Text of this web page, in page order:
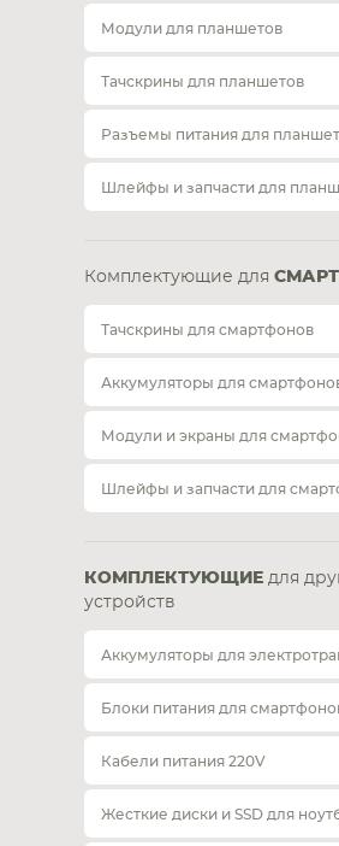
Модули для планшетов
Тачскрины для планшетов
Разъемы питания для
Шлейфы и запчасти для
Комплектующие для
Тачскрины для смартфонов
Аккумуляторы для
Модули и экраны для
Шлейфы и запчасти для
КОМПЛЕКТУЮЩИЕ для
устройств
Аккумуляторы для
Блоки питания для
Кабели питания 220V
Жесткие диски и SSD для